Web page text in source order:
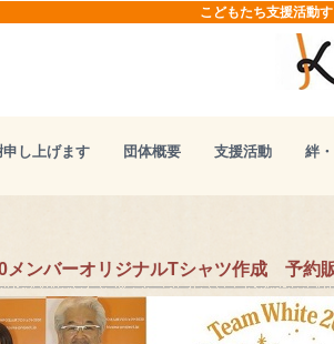
こどもたち支援活動
申し上げます 団体概要 支援活動 絆
メンバーオリジナルTシャツ作成 予約